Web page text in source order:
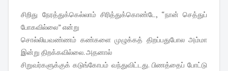
சிறிது நேரத்துக்கெல்லாம் சிரித்துக்கொண்டே, “நான் செத்துப்
போகவில்லை” என்று
சொல்லியவண்ணம் கண்களை முழுக்கத் திறப்பதுபோல அம்மா
இன்று திறக்கவில்லை. அதனால்
சிறுவர்களுக்குக் கடுங்கோபம் வந்துவிட்டது. பிணத்தைப் போட்டு